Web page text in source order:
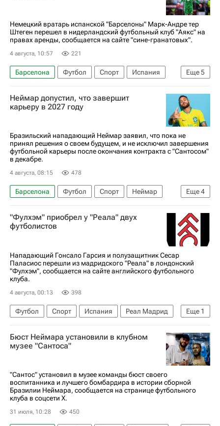
Немецкий вратарь испанской "Барселоны" Марк-Андре тер
Штеген перешел в нидерландский футбольный клуб "Аякс" на
правах аренды, сообщается на сайте "сине-гранатовых".
4 августа, 10:57 221
Еще5
Барселона Футбол Спорт
Испания
Германия
Марк-Андре тер Штеген
Аякс
Жирона
Лига чемпионов УЕФА 2026-2027
Неймар допустил, что завершит
карьеру в 2027 году
Бразильский нападающий Неймар заявил, что пока не
принял решения о своем будущем, и не исключил завершения
футбольной карьеры после окончания контракта с "Сантосом"
в декабре.
4 августа, 08:15 478
Еще4
Барселона Футбол Спорт
Неймар
Сантос
ЧМ по футболу 2026
Пари Сен-Жермен (ПСЖ)
Бразилия
"Фулхэм" приобрел у "Реала" двух
футболистов
Нападающий Гонсало Гарсия и полузащитник Сесар
Паласиос перешли из мадридского "Реала" в лондонский
"Фулхэм", сообщается на сайте английского футбольного
клуба.
4 августа, 00:13 398
Еще 1
Футбол Спорт Испания
Реал Мадрид
Фулхэм
Бюст Неймара установили в клубном
музее "Сантоса"
"Сантос" установил в музее команды бюст своего
воспитанника и лучшего бомбардира в истории сборной
Бразилии Неймара, сообщается на странице футбольного
клуба в соцсети Х.
31 июля, 10:28 450